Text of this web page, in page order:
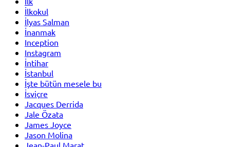
İlkokul
İlyas Salman
İnanmak
Inception
Instagram
İntihar
İstanbul
İşte bütün mesele bu
İsviçre
Jacques Derrida
Jale Özata
James Joyce
Jason Molina
Jean-Paul Marat